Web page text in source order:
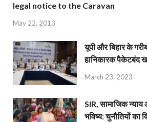
legal notice to the Caravan
May 22, 2013
यूपी और बिहार के
हानिकारक पैकेटबंद
March 23, 2023
SIR, सामाजिक
भविष्य: चुनौतियों का